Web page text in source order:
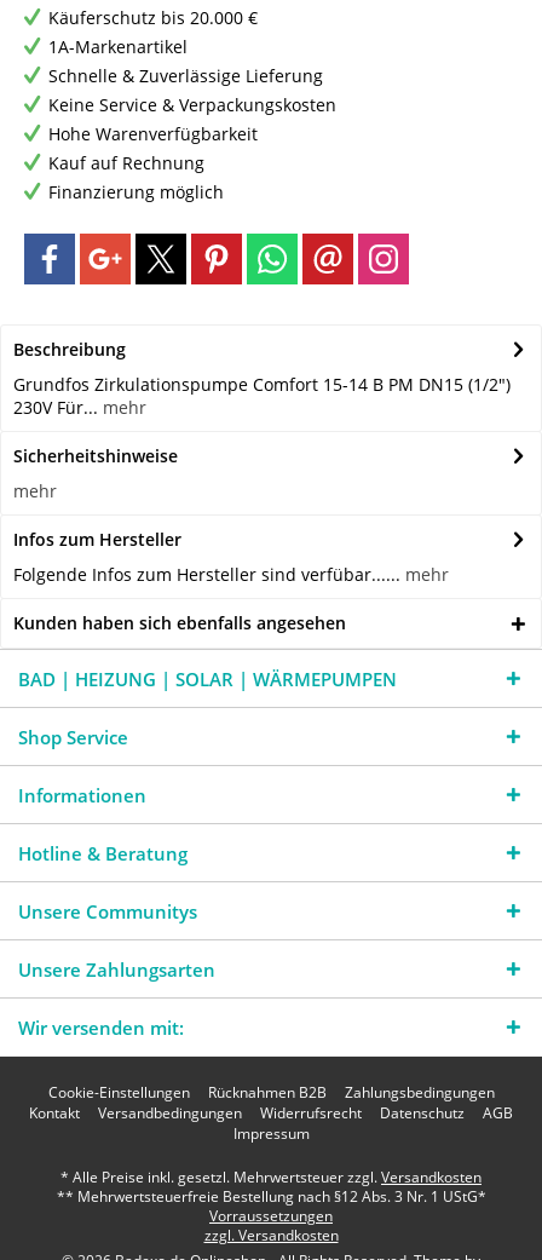
Käuferschutz bis 20.000 €
1A-Markenartikel
Schnelle & Zuverlässige Lieferung
Keine Service & Verpackungskosten
Hohe Warenverfügbarkeit
Kauf auf Rechnung
Finanzierung möglich
Beschreibung
Grundfos Zirkulationspumpe Comfort 15-14 B PM DN15 (1/2")
230V Für... mehr
Sicherheitshinweise
mehr
Infos zum Hersteller
Folgende Infos zum Hersteller sind verfübar...... mehr
Kunden haben sich ebenfalls angesehen
BAD | HEIZUNG | SOLAR | WÄRMEPUMPEN
Shop Service
Informationen
Hotline & Beratung
Unsere Communitys
Unsere Zahlungsarten
Wir versenden mit:
Cookie-Einstellungen Rücknahmen B2B
Zahlungsbedingungen
Kontakt
Versandbedingungen Widerrufsrecht Datenschutz
AGB
Impressum
* Alle Preise inkl. gesetzl. Mehrwertsteuer zzgl.Versandkosten
** Mehrwertsteuerfreie Bestellung nach §12 Abs. 3 Nr. 1 UStG*
Vorraussetzungen
zzgl. Versandkosten